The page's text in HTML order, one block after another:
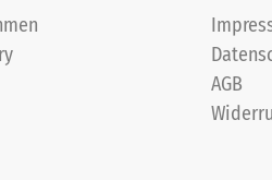
2
=
ca.
AGB